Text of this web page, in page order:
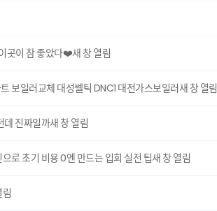
곳이 참 좋았다❤️새 창 열림
보일러교체 대성쎌틱 DNC1 대전가스보일러새 창 열림
진짜일까새 창 열림
로 초기 비용 0엔 만드는 입회 실전 팁새 창 열림